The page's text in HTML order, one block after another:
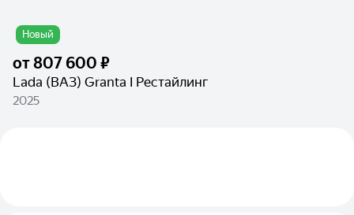
Новый
от807 600 ₽
Lada (ВАЗ) Granta I Рестайлинг
2025